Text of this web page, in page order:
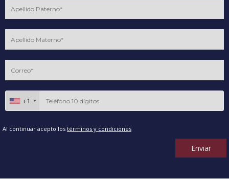
+1
Al continuar acepto los términos y condiciones
Enviar